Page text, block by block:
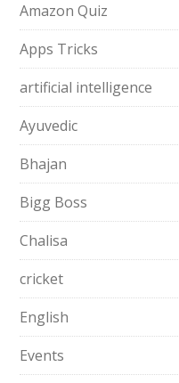
Amazon Quiz
Apps Tricks
artificial intelligence
Ayuvedic
Bhajan
Bigg Boss
Chalisa
cricket
English
Events